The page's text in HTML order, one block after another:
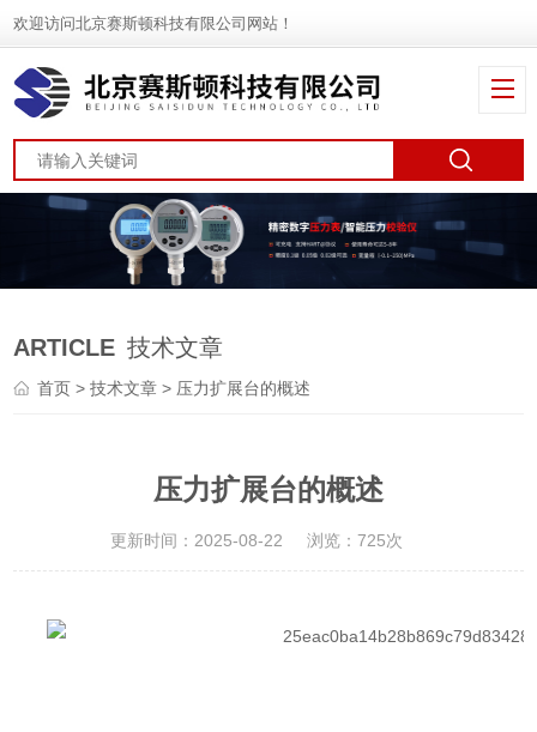
欢迎访问北京赛斯顿科技有限公司网站！
ARTICLE 技术文章
首页 >技术文章 > 压力扩展台的概述
压力扩展台的概述
更新时间：2025-08-22 浏览：725次